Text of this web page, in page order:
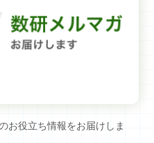
お役立ち情報をお届けしま